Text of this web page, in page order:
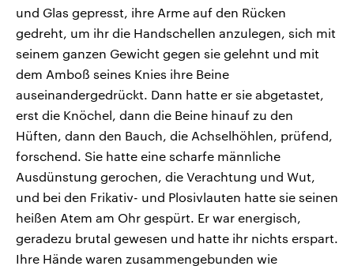
und Glas gepresst, ihre Arme auf den Rücken
gedreht, um ihr die Handschellen anzulegen, sich mit
seinem ganzen Gewicht gegen sie gelehnt und mit
dem Amboß seines Knies ihre Beine
auseinandergedrückt. Dann hatte er sie abgetastet,
erst die Knöchel, dann die Beine hinauf zu den
Hüften, dann den Bauch, die Achselhöhlen, prüfend,
forschend. Sie hatte eine scharfe männliche
Ausdünstung gerochen, die Verachtung und Wut,
und bei den Frikativ- und Plosivlauten hatte sie seinen
heißen Atem am Ohr gespürt. Er war energisch,
geradezu brutal gewesen und hatte ihr nichts erspart.
Ihre Hände waren zusammengebunden wie